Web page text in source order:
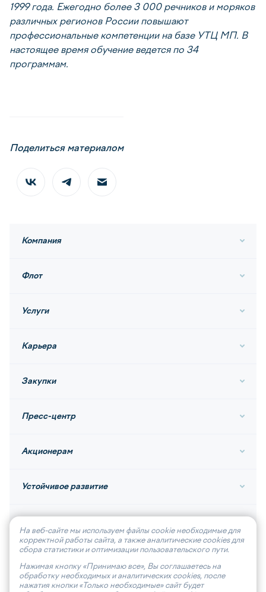
1999 года. Ежегодно более 3 000 речников и моряков
различных регионов России повышают
профессиональные компетенции на базе УТЦ МП. В
настоящее время обучение ведется по 34
программам.
Поделиться материалом
Компания
Флот
Услуги
Карьера
Закупки
Пресс-центр
Акционерам
Устойчивое развитие
© 2026, АО «Волга-флот»
На веб-сайте мы используем файлы cookie необходимые для
корректной работы сайта, а также аналитические cookies для
сбора статистики и оптимизации пользовательского пути.
Нажимая кнопку «Принимаю все», Вы соглашаетесь на
обработку необходимых и аналитических cookies, после
нажатия кнопки «Только необходимые» сайт будет